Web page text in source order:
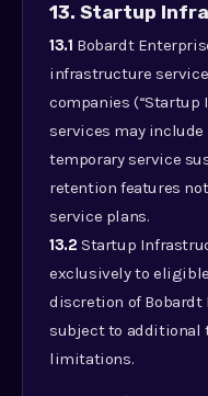
13. Startup
13.1 Bobardt
infrastructure
companies (“Startup
services may
temporary service
retention features
service plans.
13.2 Startup
exclusively to
discretion of Bobardt
subject to additional
limitations.